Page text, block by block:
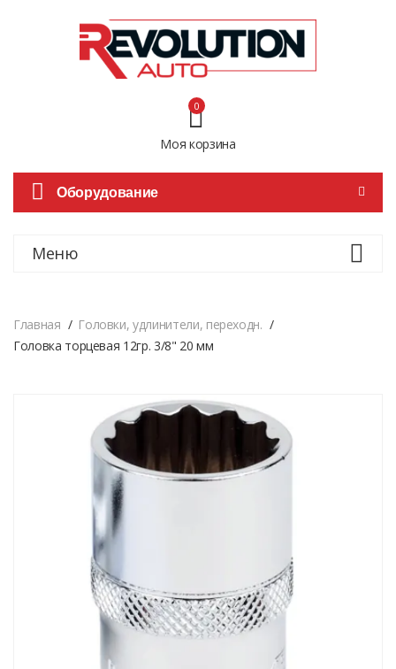
Моя корзина
0
Оборудование
Меню
Главная
Головки, удлинители, переходн.
Головка торцевая 12гр. 3/8" 20 мм